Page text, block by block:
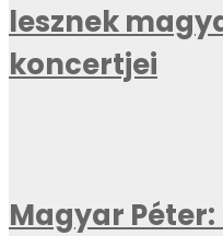
lesznek
koncertjei
Magyar